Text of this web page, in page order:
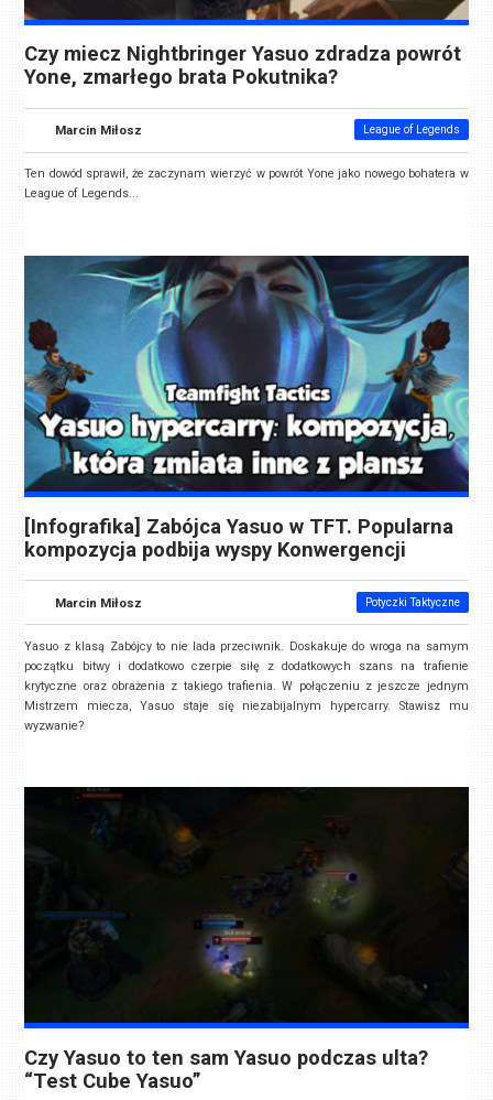
Czy miecz Nightbringer Yasuo zdradza powrót
Yone, zmarłego brata Pokutnika?
Marcin Miłosz League of Legends
Ten dowód sprawił, że zaczynam wierzyć w powrót Yone jako nowego bohatera w
League of Legends...
[Infografika] Zabójca Yasuo w TFT. Popularna
kompozycja podbija wyspy Konwergencji
Marcin Miłosz Potyczki Taktyczne
Yasuo z klasą Zabójcy to nie lada przeciwnik. Doskakuje do wroga na samym
początku bitwy i dodatkowo czerpie siłę z dodatkowych szans na trafienie
krytyczne oraz obrażenia z takiego trafienia. W połączeniu z jeszcze jednym
Mistrzem miecza, Yasuo staje się niezabijalnym hypercarry. Stawisz mu
wyzwanie?
Czy Yasuo to ten sam Yasuo podczas ulta?
“Test Cube Yasuo”